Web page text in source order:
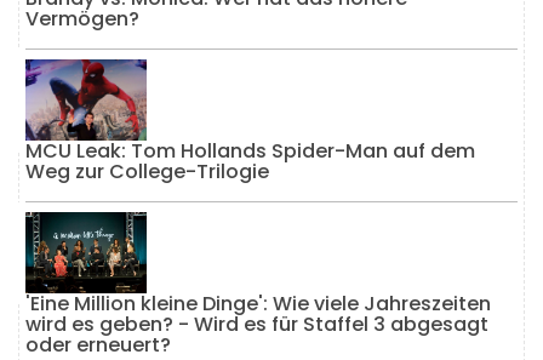
Vermögen?
MCU Leak: Tom Hollands Spider-Man auf dem
Weg zur College-Trilogie
'Eine Million kleine Dinge': Wie viele Jahreszeiten
wird es geben? - Wird es für Staffel 3 abgesagt
oder erneuert?